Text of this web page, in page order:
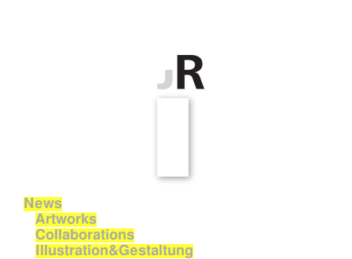
News
Artworks
Collaborations
Illustration&Gestaltung